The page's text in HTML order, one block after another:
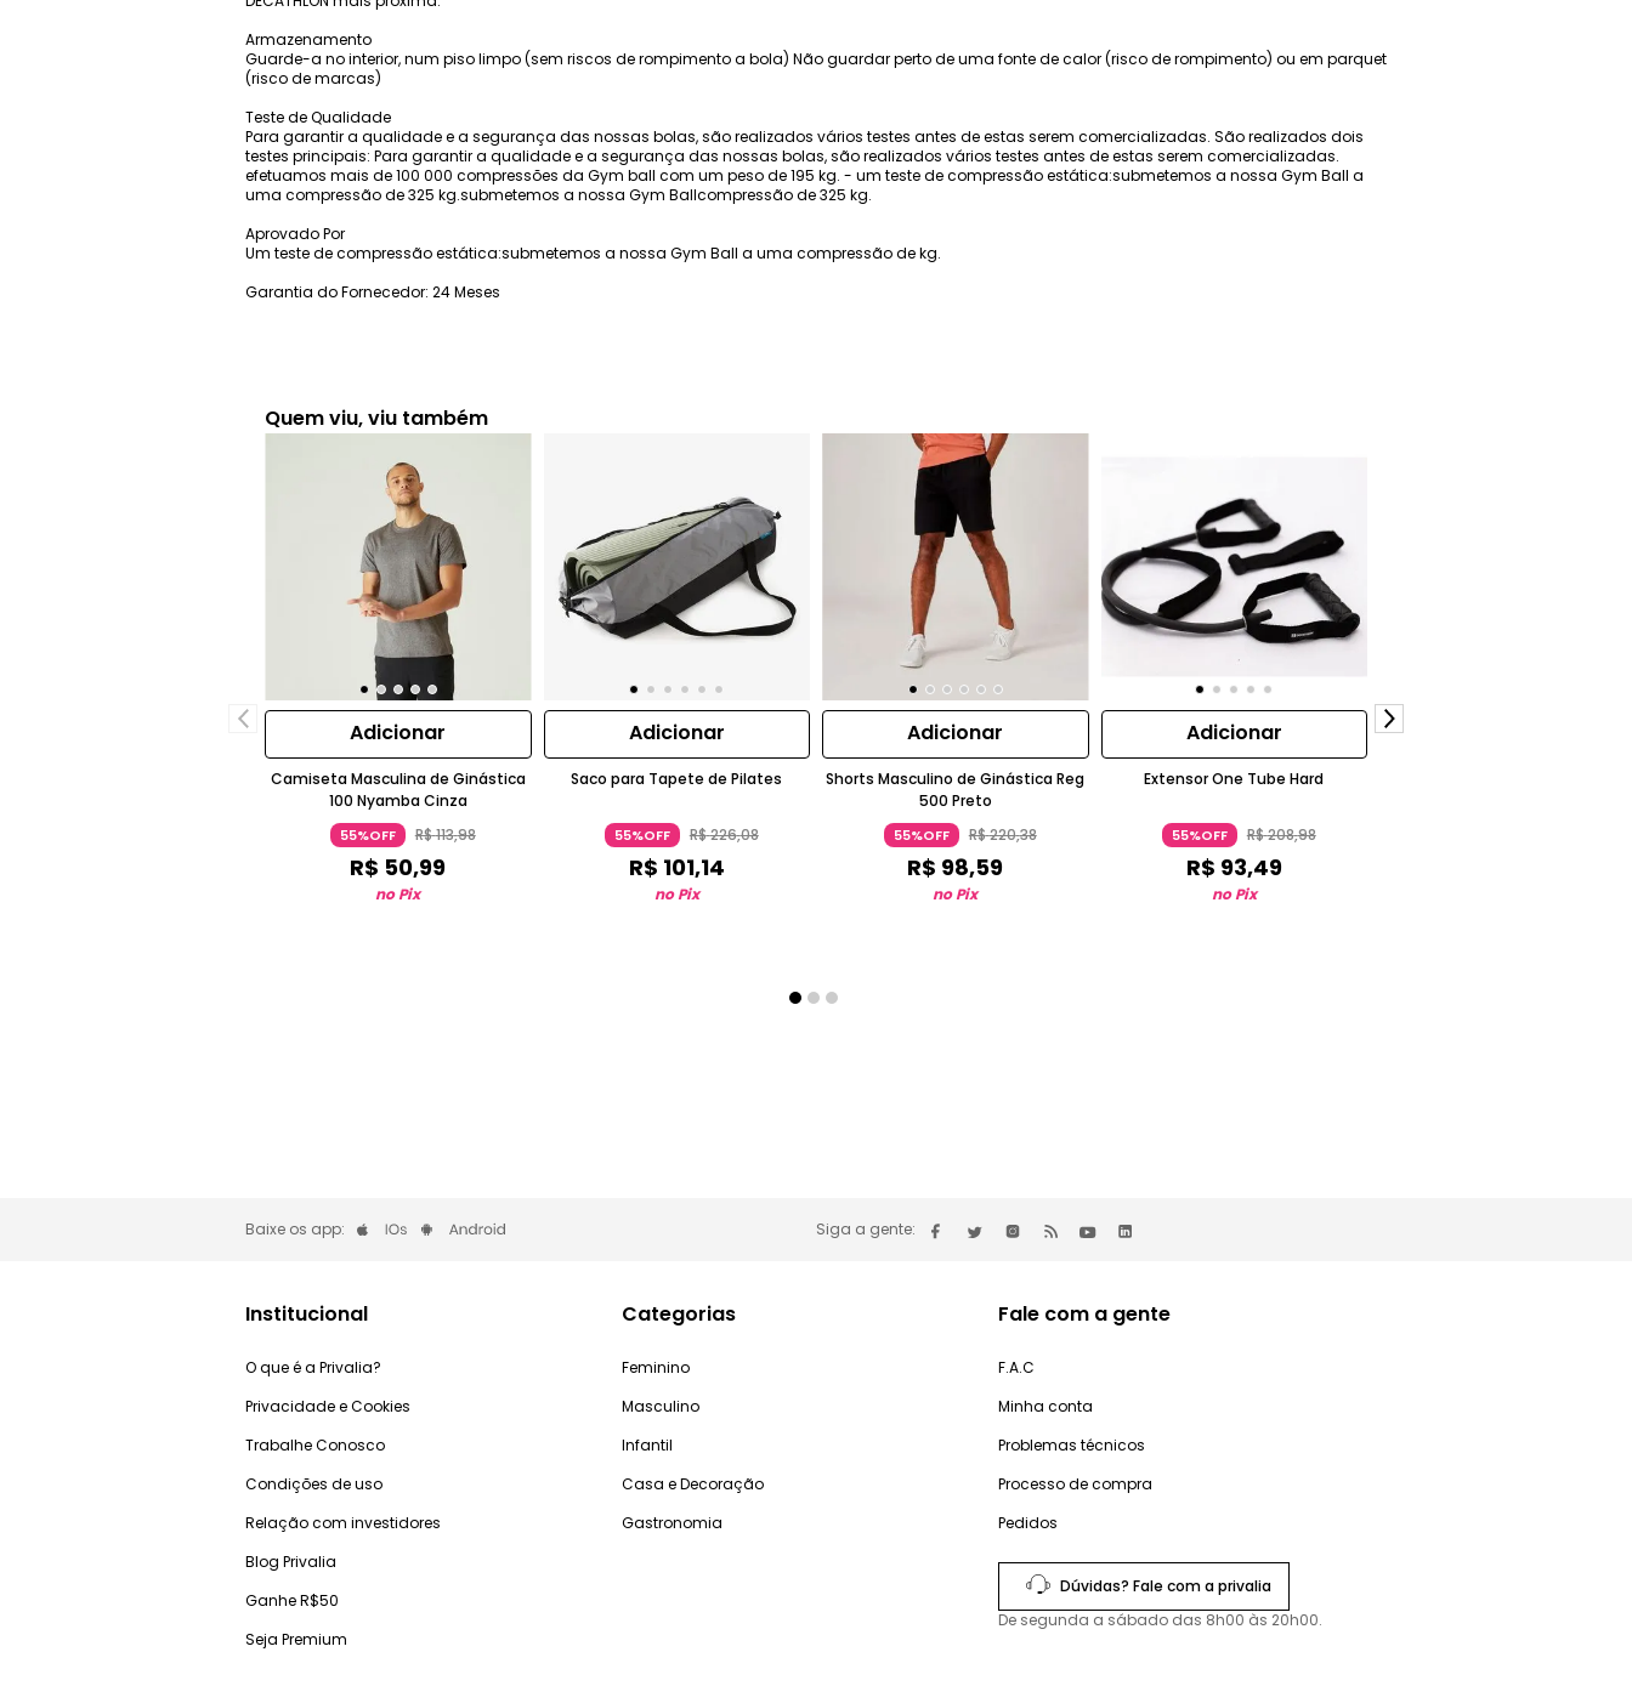
Armazenamento
Guarde-a no interior, num piso limpo (sem riscos de rompimento a bola) Não guardar perto de uma fonte de calor (risco de rompimento) ou em parquet
(risco de marcas)
Teste de Qualidade
Para garantir a qualidade e a segurança das nossas bolas, são realizados vários testes antes de estas serem comercializadas. São realizados dois
testes principais: Para garantir a qualidade e a segurança das nossas bolas, são realizados vários testes antes de estas serem comercializadas.
efetuamos mais de 100 000 compressões da Gym ball com um peso de 195 kg. - um teste de compressão estática:submetemos a nossa Gym Ball a
uma compressão de 325 kg.submetemos a nossa Gym Ballcompressão de 325 kg.
Aprovado Por
Um teste de compressão estática:submetemos a nossa Gym Ball a uma compressão de kg.
Garantia do Fornecedor: 24 Meses
Quem viu, viu também
Adicionar
Camiseta Masculina de Ginástica
100 Nyamba Cinza
55%OFF R$113,98
R$ 50,99
no Pix
Adicionar
Saco para Tapete de Pilates
55%OFF R$226,08
R$ 101,14
no Pix
Adicionar
Shorts Masculino de Ginástica Reg
500 Preto
55%OFF R$220,38
R$ 98,59
no Pix
Adicionar
Extensor One Tube Hard
55%OFF R$208,98
R$ 93,49
no Pix
Baixe os app: Siga a gente:
Institucional
O que é a Privalia?
Privacidade e Cookies
Trabalhe Conosco
Condições de uso
Relação com investidores
Blog Privalia
Ganhe R$50
Seja Premium
Categorias
Feminino
Masculino
Infantil
Casa e Decoração
Gastronomia
Fale com a gente
F.A.C
Minha conta
Problemas técnicos
Processo de compra
Pedidos
Dúvidas? Fale com a privalia
De segunda a sábado das 8h00 às 20h00.